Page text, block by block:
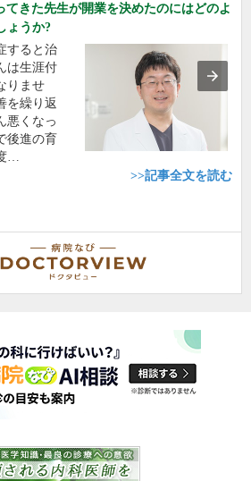
きた先生が開業を決めたのにはどのよ
ょうか?
すると治
は生涯付
りませ
を繰り返
悪くなっ
後進の育
…
>>記事全文を読む